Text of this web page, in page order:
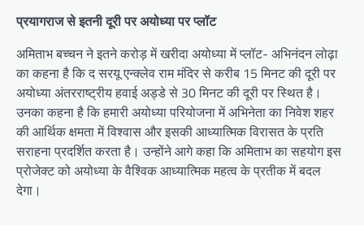
प्रयागराज से इतनी दूरी पर अयोध्या पर प्लॉट
अमिताभ बच्चन ने इतने करोड़ में खरीदा अयोध्या में प्लॉट- अभिनंदन लोढ़ा
का कहना है कि द सरयू एन्क्लेव राम मंदिर से करीब 15 मिनट की दूरी पर
अयोध्या अंतरराष्ट्रीय हवाई अड्डे से 30 मिनट की दूरी पर स्थित है।
उनका कहना है कि हमारी अयोध्या परियोजना में अभिनेता का निवेश शहर
की आर्थिक क्षमता में विश्वास और इसकी आध्यात्मिक विरासत के प्रति
सराहना प्रदर्शित करता है। उन्होंने आगे कहा कि अमिताभ का सहयोग इस
प्रोजेक्ट को अयोध्या के वैश्विक आध्यात्मिक महत्व के प्रतीक में बदल
देगा।